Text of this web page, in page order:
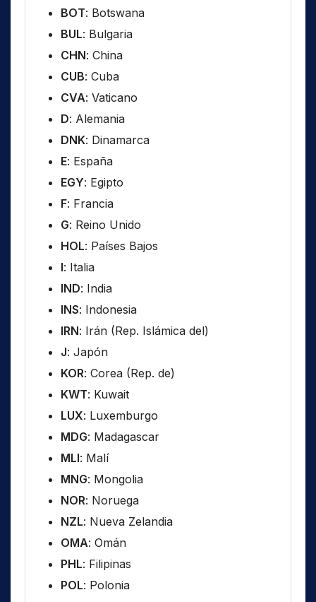
BOT: Botswana
BUL: Bulgaria
CHN: China
CUB: Cuba
CVA: Vaticano
D: Alemania
DNK: Dinamarca
E: España
EGY: Egipto
F: Francia
G: Reino Unido
HOL: Países Bajos
I: Italia
IND: India
INS: Indonesia
IRN: Irán (Rep. Islámica del)
J: Japón
KOR: Corea (Rep. de)
KWT: Kuwait
LUX: Luxemburgo
MDG: Madagascar
MLI: Malí
MNG: Mongolia
NOR: Noruega
NZL: Nueva Zelandia
OMA: Omán
PHL: Filipinas
POL: Polonia